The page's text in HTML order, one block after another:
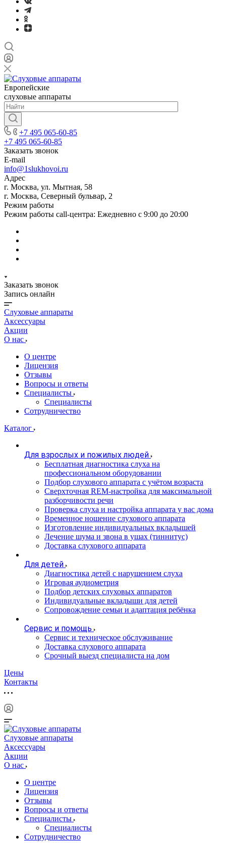
Европейские
слуховые аппараты
+7 495 065-60-85
+7 495 065-60-85
Заказать звонок
E-mail
info@1slukhovoi.ru
Адрес
г. Москва, ул. Мытная, 58
г. Москва, Северный бульвар, 2
Режим работы
Режим работы call-центра: Ежедневно с 9:00 до 20:00
Заказать звонок
Запись онлайн
Слуховые аппараты
Аксессуары
Акции
О нас
О центре
Лицензия
Отзывы
Вопросы и ответы
Специалисты
Специалисты
Сотрудничество
Каталог
Для взрослых и пожилых людей
Бесплатная диагностика слуха на
профессиональном оборудовании
Подбор слухового аппарата с учётом возраста
Сверхточная REM-настройка для максимальной
разборчивости речи
Проверка слуха и настройка аппарата у вас дома
Временное ношение слухового аппарата
Изготовление индивидуальных вкладышей
Лечение шума и звона в ушах (тиннитус)
Доставка слухового аппарата
Для детей
Диагностика детей с нарушением слуха
Игровая аудиометрия
Подбор детских слуховых аппаратов
Индивидуальные вкладыши для детей
Сопровождение семьи и адаптация ребёнка
Сервис и помощь
Сервис и техническое обслуживание
Доставка слухового аппарата
Срочный выезд специалиста на дом
Цены
Контакты
Слуховые аппараты
Аксессуары
Акции
О нас
О центре
Лицензия
Отзывы
Вопросы и ответы
Специалисты
Специалисты
Сотрудничество